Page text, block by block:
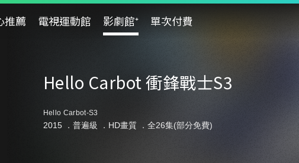
推薦 電視運動館 影劇館⁺ 單次付費
Hello Carbot 衝鋒戰士S3
Hello Carbot-S3
2015 ． 普遍級 ．HD畫質 ．全26集(部分免費)